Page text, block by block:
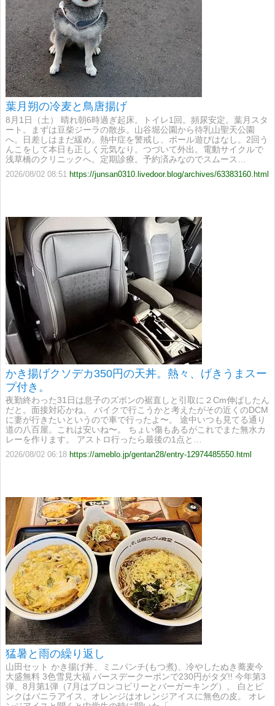
葉月朔の冷麦と鳥唐揚げ
8月1日（土） 晴れ朝6時過ぎ起床。トイレ1回。頻尿安定。葉月スタ
ート。まずは豆柴ジーラの散歩。山谷堀公園から待乳山聖天公園
へ。日差しはまだ緩め。熱中症を警戒し、ボール遊びはなし。2回う
んこをして本日も正しく元気なり。つづいて外出。電動サイクルで
浅草橋のクリニックへ。定期診療。予約済みなのでスムース…
2026/08/02 08:51 https://junsan0310.livedoor.blog/archives/63383160.html
かき揚げクソデカ350円の天丼。熱々、げきうまスー
プ付き。
夜勤終わった31日は息子のズボンの裾直しと引取に２Cm伸ばしたん
だと。面接対応かね。 バイクで行こうかと考えたがその近くのDCM
に妻が行きたいというので車で行ったよ〜。 途中いつも見てる通り
道の八百屋。これは安いね〜。 ちょい傷もあるがこれでまた無水カ
レーを作ります。 アストロ行ったら最後の1点と…
2026/08/02 06:18 https://ameblo.jp/gentan28/entry-12974485550.html
猛暑と雨の繰り返し
山田セット かき揚げ丼、ミニパンチ(もつ煮)、冷やしたぬき蕎麦今
大盛無料 3色雪見大福 バースデークーポンで230円がタダ!! 今年第3
弾、8月第1弾（7月はブロンコビリーとバーガーキング）。 白とピ
ンクはバニラアイス、オレンジはオレンジアイスに無色の皮。 オレ